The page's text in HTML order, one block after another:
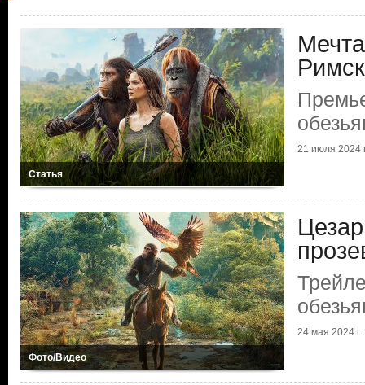
Статья
21 июля 2024
Фото/Видео
24 мая 2024 г.